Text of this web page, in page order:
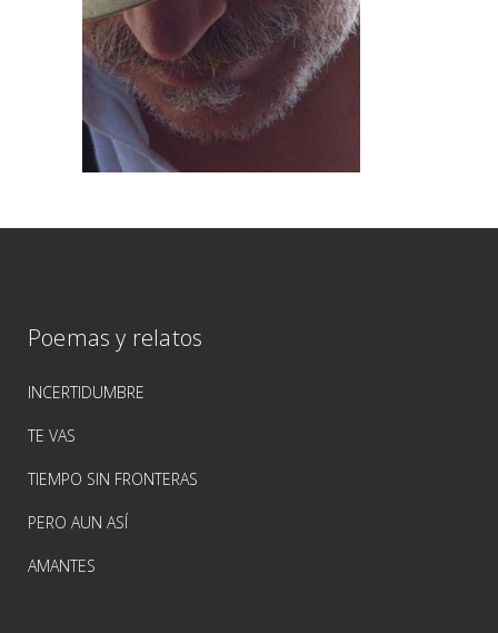
Poemas y relatos
INCERTIDUMBRE
TE VAS
TIEMPO SIN FRONTERAS
PERO AUN ASÍ
AMANTES